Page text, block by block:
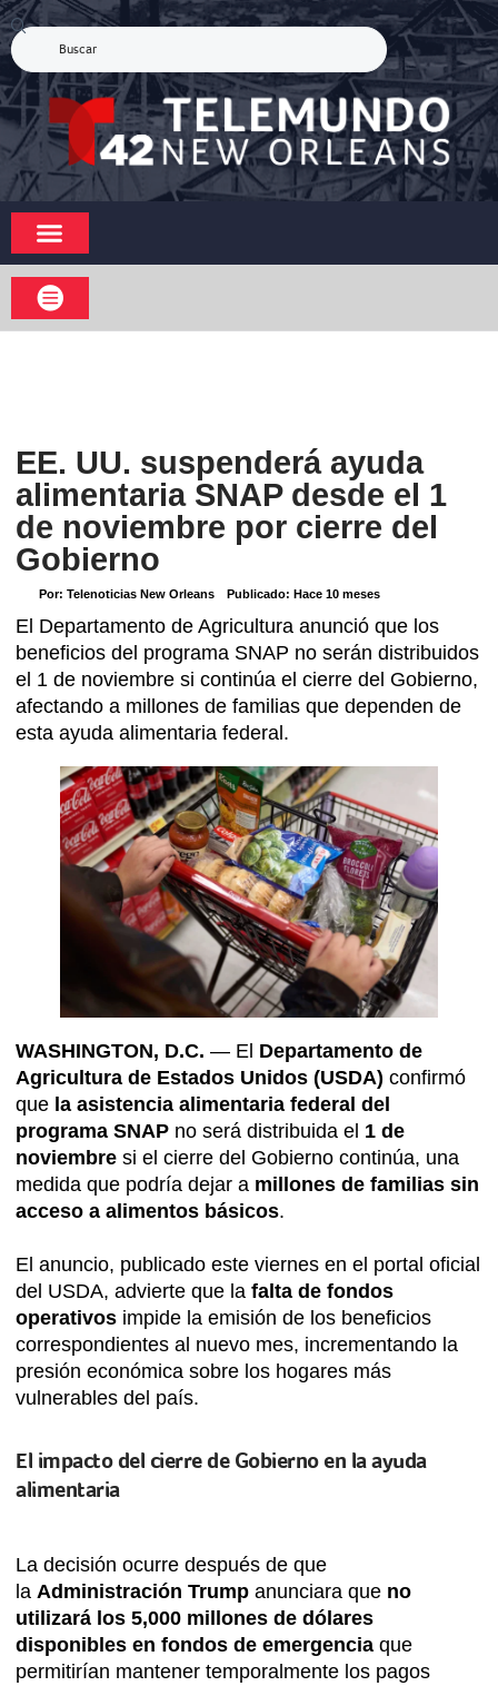
EE. UU. suspenderá ayuda
alimentaria SNAP desde el 1
de noviembre por cierre del
Gobierno
Por: Telenoticias New Orleans Publicado: Hace 10 meses
El Departamento de Agricultura anunció que los
beneficios del programa SNAP no serán distribuidos
el 1 de noviembre si continúa el cierre del Gobierno,
afectando a millones de familias que dependen de
esta ayuda alimentaria federal.
WASHINGTON, D.C. — El Departamento de
Agricultura de Estados Unidos (USDA) confirmó
que la asistencia alimentaria federal del
programa SNAP no será distribuida el 1 de
noviembre si el cierre del Gobierno continúa, una
medida que podría dejar a millones de familias sin
acceso a alimentos básicos.
El anuncio, publicado este viernes en el portal oficial
del USDA, advierte que la falta de fondos
operativos impide la emisión de los beneficios
correspondientes al nuevo mes, incrementando la
presión económica sobre los hogares más
vulnerables del país.
El impacto del cierre de Gobierno en la ayuda
alimentaria
La decisión ocurre después de que
la Administración Trump anunciara que no
utilizará los 5,000 millones de dólares
disponibles en fondos de emergencia que
permitirían mantener temporalmente los pagos